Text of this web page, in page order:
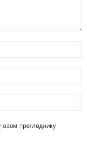
овом прегледнику